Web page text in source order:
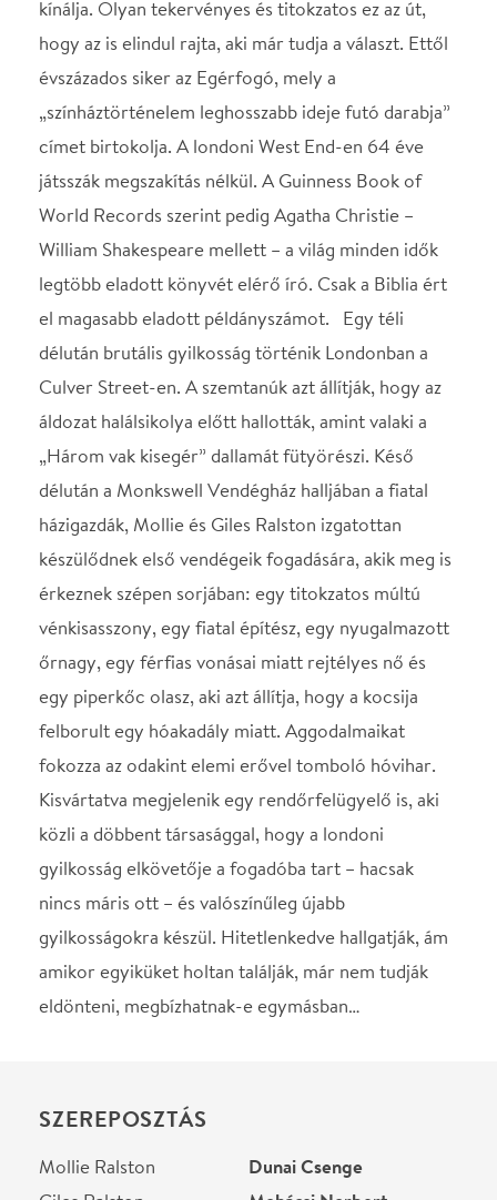
William Shakespeare mellett – a világ minden idők
legtöbb eladott könyvét elérő író. Csak a Biblia ért
el magasabb eladott példányszámot. Egy téli
délután brutális gyilkosság történik Londonban a
áldozat halálsikolya előtt hallották, amint valaki a
„Három vak kisegér” dallamát fütyörészi. Késő
délután a Monkswell Vendégház halljában a fiatal
házigazdák, Mollie és Giles Ralston izgatottan
készülődnek első vendégeik fogadására, akik meg is
érkeznek szépen sorjában: egy titokzatos múltú
őrnagy, egy férfias vonásai miatt rejtélyes nő és
egy piperkőc olasz, aki azt állítja, hogy a kocsija
felborult egy hóakadály miatt. Aggodalmaikat
fokozza az odakint elemi erővel tomboló hóvihar.
Kisvártatva megjelenik egy rendőrfelügyelő is, aki
gyilkosság elkövetője a fogadóba tart – hacsak
nincs máris ott – és valószínűleg újabb
gyilkosságokra készül. Hitetlenkedve hallgatják, ám
amikor egyiküket holtan találják, már nem tudják
eldönteni, megbízhatnak-e egymásban…
SZEREPOSZTÁS
Mollie Ralston Dunai Csenge
Giles Ralston
Mohácsi Norbert
Benedek Dániel
Mrs. Boyle
Csonka Ibolya
Metcalf őrnagy Nyári Oszkár
Miss Casewell
Mészáros Sára
Mr. Paravicini
Gyuricza István
Trotter felügyelő Hüse Csaba
Dramaturg
Németh Virág
Segédrendező
Szigethy Brigitta